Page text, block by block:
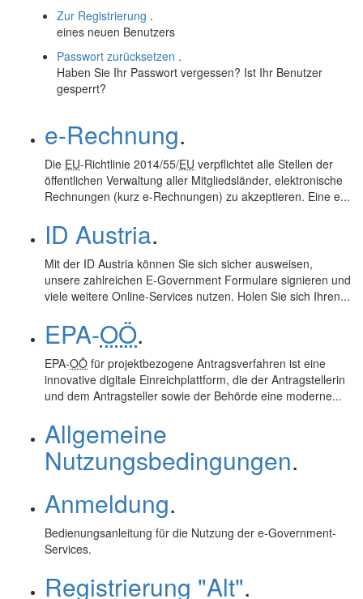
Zur Registrierung .
eines neuen Benutzers
Passwort zurücksetzen .
Haben Sie Ihr Passwort vergessen? Ist Ihr Benutzer
gesperrt?
e-Rechnung.
Die EU-Richtlinie 2014/55/EU verpflichtet alle Stellen der
öffentlichen Verwaltung aller Mitgliedsländer, elektronische
Rechnungen (kurz e-Rechnungen) zu akzeptieren. Eine e...
ID Austria.
Mit der ID Austria können Sie sich sicher ausweisen,
unsere zahlreichen E-Government Formulare signieren und
viele weitere Online-Services nutzen. Holen Sie sich Ihren...
EPA-OÖ.
EPA-OÖ für projektbezogene Antragsverfahren ist eine
innovative digitale Einreichplattform, die der Antragstellerin
und dem Antragsteller sowie der Behörde eine moderne...
Allgemeine
Nutzungsbedingungen.
Anmeldung.
Bedienungsanleitung für die Nutzung der e-Government-
Services.
Registrierung "Alt".